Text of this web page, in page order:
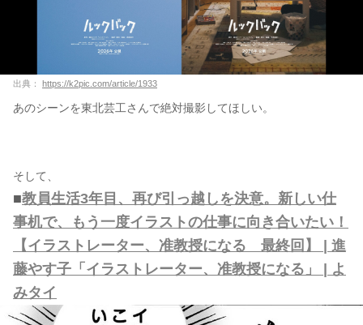
出典： https://k2pic.com/article/1933
あのシーンを東北芸工さんで絶対撮影してほしい。
そして、
■教員生活3年目、再び引っ越しを決意。新しい仕
事机で、もう一度イラストの仕事に向き合いたい！
【イラストレーター、准教授になる 最終回】 | 進
藤やす子「イラストレーター、准教授になる」 | よ
みタイ